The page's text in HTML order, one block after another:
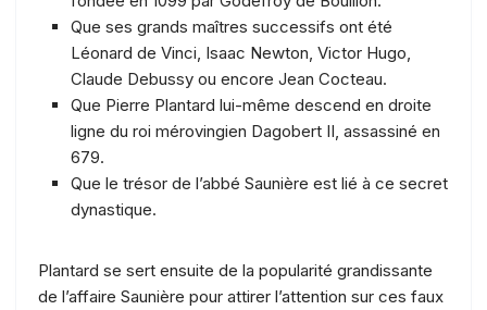
Que ses grands maîtres successifs ont été
Léonard de Vinci, Isaac Newton, Victor Hugo,
Claude Debussy ou encore Jean Cocteau.
Que Pierre Plantard lui-même descend en droite
ligne du roi mérovingien Dagobert II, assassiné en
679.
Que le trésor de l’abbé Saunière est lié à ce secret
dynastique.
Plantard se sert ensuite de la popularité grandissante
de l’affaire Saunière pour attirer l’attention sur ces faux